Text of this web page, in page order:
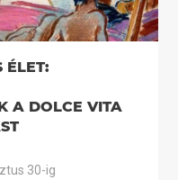
ÉLET:
A DOLCE VITA
30-ig